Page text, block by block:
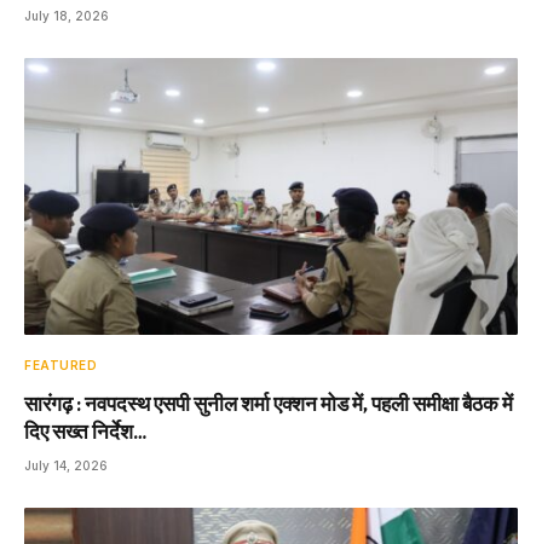
July 18, 2026
FEATURED
सारंगढ़ : नवपदस्थ एसपी सुनील शर्मा एक्शन मोड में, पहली समीक्षा बैठक में
दिए सख्त निर्देश…
July 14, 2026